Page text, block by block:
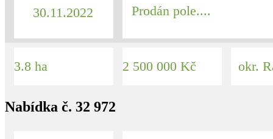
30.11.2022 Prodán pole....
3.8 ha 2 500 000 Kč okr.
Nabídka č. 32 972